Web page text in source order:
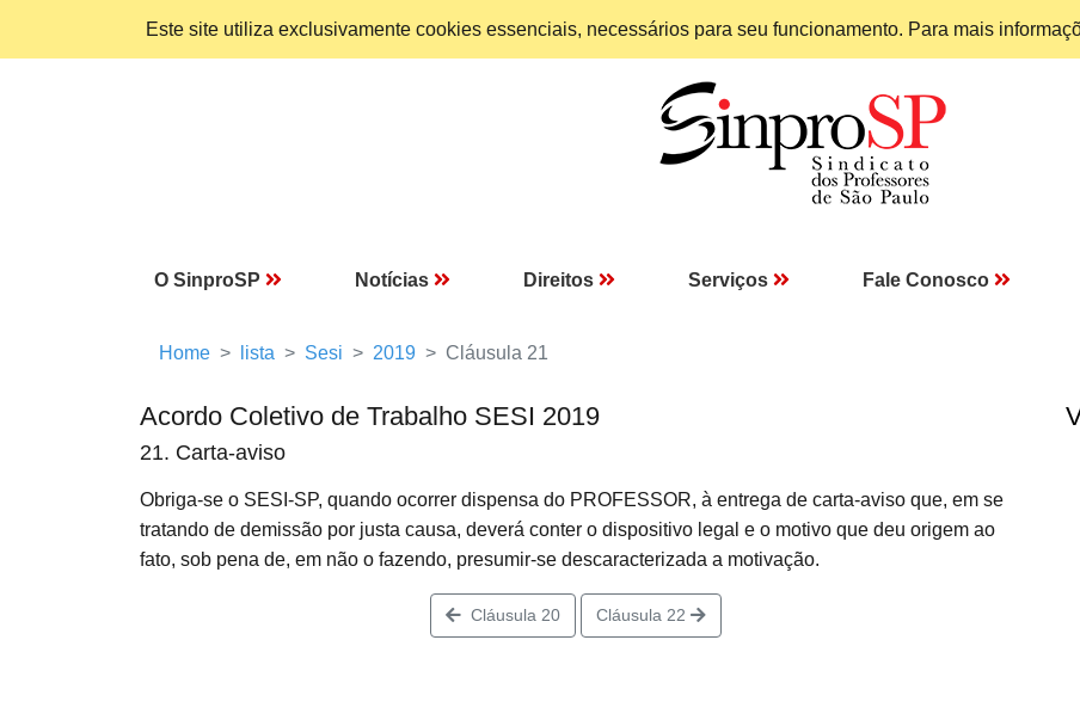
Este site utiliza exclusivamente cookies essenciais, necessários para seu funcionamento. Para mais
O SinproSP Notícias Direitos Serviços Fale Conosco
Home lista Sesi 2019 Cláusula 21
Acordo Coletivo de Trabalho SESI 2019
21. Carta-aviso
Obriga-se o SESI-SP, quando ocorrer dispensa do PROFESSOR, à entrega de carta-aviso que, em se
tratando de demissão por justa causa, deverá conter o dispositivo legal e o motivo que deu origem ao
fato, sob pena de, em não o fazendo, presumir-se descaracterizada a motivação.
Cláusula 20 Cláusula 22